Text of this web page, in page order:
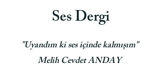
Ses Dergi
"Uyandım ki ses içinde kalmışım"
Melih Cevdet ANDAY